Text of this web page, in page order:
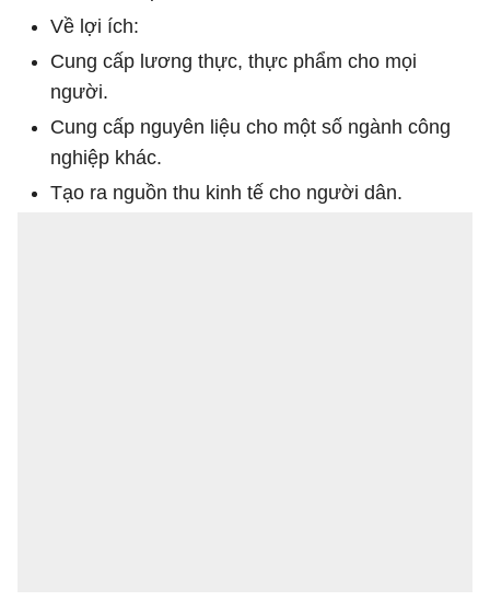
Về lợi ích:
Cung cấp lương thực, thực phẩm cho mọi
người.
Cung cấp nguyên liệu cho một số ngành công
nghiệp khác.
Tạo ra nguồn thu kinh tế cho người dân.